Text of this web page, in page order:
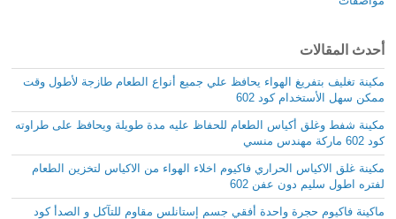
أحدث المقالات
مكينة تغليف بتفريغ الهواء يحافظ علي جميع أنواع الطعام طازجة لأطول وقت
ممكن سهل الأستخدام كود 602
مكينة شفط وغلق أكياس الطعام للحفاظ عليه مدة طويلة ويحافظ على طراوته
كود 602 ماركة مهندس منسي
مكينة غلق الاكياس الحراري فاكيوم اخلاء الهواء من الاكياس لتخزين الطعام
لفتره اطول سليم دون عفن 602
ماكينة فاكيوم حجرة واحدة أفقي جسم إستانلس مقاوم للتآكل و الصدأ كود